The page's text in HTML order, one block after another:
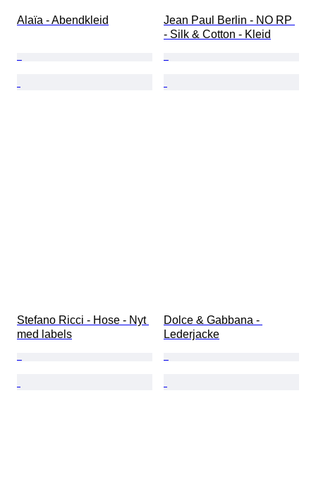
Alaïa - Abendkleid
Jean Paul Berlin - NO RP
- Silk & Cotton - Kleid
Stefano Ricci - Hose - Nyt
med labels
Dolce & Gabbana -
Lederjacke